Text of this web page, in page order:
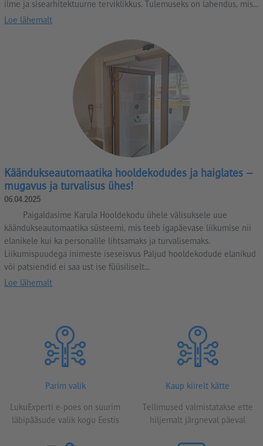
ilme ja sisearhitektuurne terviklikkus. Tulemuseks on lahendus, mis...
Loe lähemalt
Käändukseautomaatika hooldekodudes ja haiglates –
mugavus ja turvalisus ühes!
06.04.2025
Paigaldasime Karula Hooldekodu ühele välisuksele uue
käändukseautomaatika süsteemi, mis teeb igapäevase liikumise nii
elanikele kui ka personalile lihtsamaks ja turvalisemaks.
Liikumispuudega inimeste iseseisvus Paljud hooldekodude elanikud
või patsiendid ei saa ust ise füüsiliselt...
Loe lähemalt
Parim valik
LukuExperti e-poes on suurim
läbipääsude valik kogu Eestis
Kaup kiirelt kätte
Tellimused valmistatakse ette
hiljemalt järgneval päeval